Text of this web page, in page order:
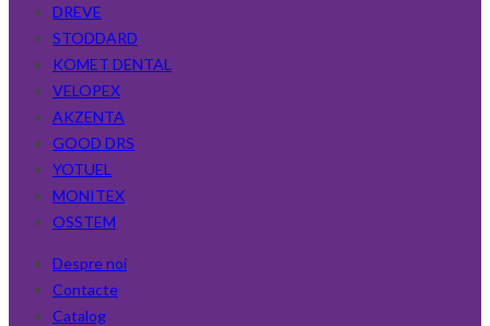
DREVE
STODDARD
KOMET DENTAL
VELOPEX
AKZENTA
GOOD DRS
YOTUEL
MONITEX
OSSTEM
Despre noi
Contacte
Catalog